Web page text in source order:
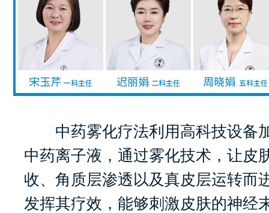
中药雾化疗法利用高科技设备
中药离子液，通过雾化技术，让皮
收、角质层渗透以及真皮层运转而
发挥其疗效，能够刺激皮肤的神经